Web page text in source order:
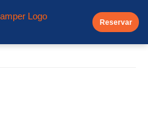
Reservar